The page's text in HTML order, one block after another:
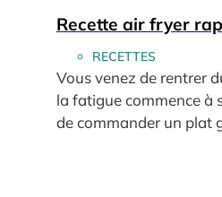
Recette air fryer
RECETTES
Vous venez de rentrer
la fatigue commence à
de commander un plat